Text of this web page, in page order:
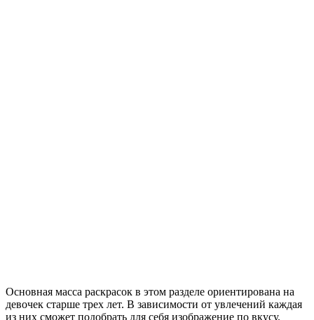
Основная масса раскрасок в этом разделе ориентирована на
девочек старше трех лет. В зависимости от увлечений каждая
из них сможет подобрать для себя изображение по вкусу.